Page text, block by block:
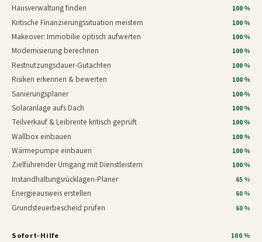
Hausverwaltung finden 100 %
Kritische Finanzierungssituation meistern 100 %
Makeover: Immobilie optisch aufwerten 100 %
Modernisierung berechnen 100 %
Restnutzungsdauer-Gutachten 100 %
Risiken erkennen & bewerten 100 %
Sanierungsplaner 100 %
Solaranlage aufs Dach 100 %
Teilverkauf & Leibrente kritisch geprüft 100 %
Wallbox einbauen 100 %
Wärmepumpe einbauen 100 %
Zielführender Umgang mit Dienstleistern 100 %
Instandhaltungsrücklagen-Planer 65 %
Energieausweis erstellen 60 %
Grundsteuerbescheid prüfen 60 %
Sofort-Hilfe 100 %